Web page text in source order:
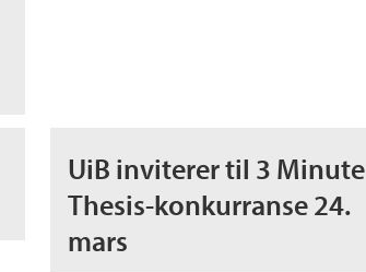
UiB inviterer til 3 Minute
Thesis-konkurranse 24.
mars